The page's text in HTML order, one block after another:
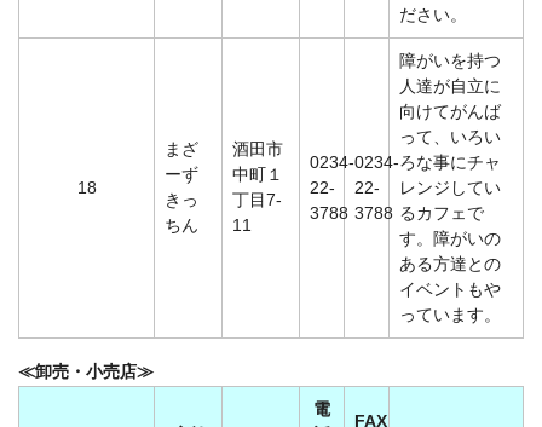
ださい。
18
まざ
ーず
きっ
ちん
酒田市
中町１
丁目7-
11
0234-
22-
3788
0234-
22-
3788
障がいを持つ
人達が自立に
向けてがんば
って、いろい
ろな事にチャ
レンジしてい
るカフェで
す。障がいの
ある方達との
イベントもや
っています。
≪卸売・小売店≫
電
FAX